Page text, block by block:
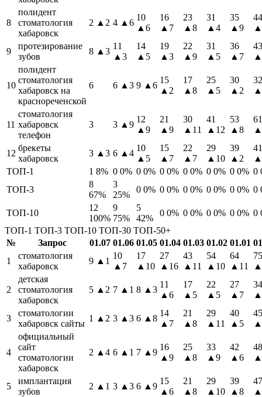
8
полидент
стоматология
хабаровск
2 ▲2 4 ▲6
10
▲6
16
▲7
23
▲8
31
▲4
35
▲9
44
9
протезирование
зубов
8 ▲3
11
▲3
14
▲5
19
▲3
22
▲9
31
▲5
36
▲7
43
10
полидент
стоматология
хабаровск на
краснореченской
6 6 ▲3 9 ▲6
15
▲2
17
▲8
25
▲5
30
▲2
32
11
стоматология
хабаровск
телефон
3 3 ▲9
12
▲9
21
▲9
30
▲11
41
▲12
53
▲8
61
12
брекеты
хабаровск
3 ▲3 6 ▲4
10
▲5
15
▲7
22
▲7
29
▲10
39
▲2
41
ТОП-1
1 8% 0 0% 0 0% 0 0% 0 0% 0 0% 0 0% 0
ТОП-3
8
67%
3
25%
0 0% 0 0% 0 0% 0 0% 0 0% 0
ТОП-10
12
100%
9
75%
5
42%
0 0% 0 0% 0 0% 0 0% 0
ТОП-1 ТОП-3 ТОП-10 ТОП-30 ТОП-50+
№
Запрос 01.07 01.06 01.05 01.04 01.03 01.02 01.01
1
стоматология
хабаровск
9 ▲1
10
▲7
17
▲10
27
▲16
43
▲11
54
▲10
64
▲11
75
2
детская
стоматология
хабаровск
5 ▲2 7 ▲1 8 ▲3
11
▲6
17
▲5
22
▲5
27
▲7
34
3
стоматологии
хабаровск сайты
1 ▲2 3 ▲3 6 ▲8
14
▲7
21
▲8
29
▲11
40
▲5
45
4
официальный
сайт
стоматологии
хабаровск
2 ▲4 6 ▲1 7 ▲9
16
▲9
25
▲8
33
▲9
42
▲6
48
5
имплантация
зубов
2 ▲1 3 ▲3 6 ▲9
15
▲6
21
▲8
29
▲10
39
▲8
47